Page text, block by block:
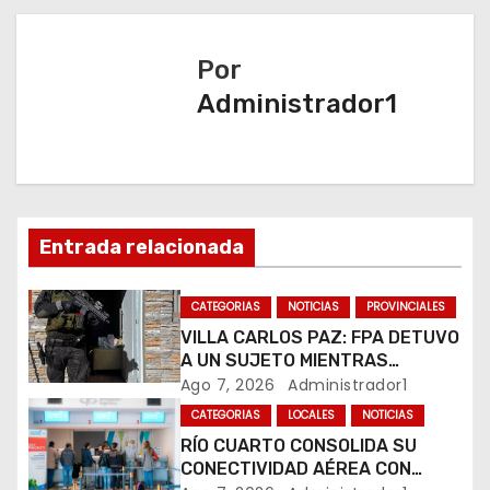
i
ó
n
d
e
e
n
Por
Administrador1
Entrada relacionada
CATEGORIAS NOTICIAS PROVINCIALES
VILLA CARLOS PAZ: FPA DETUVO
A UN SUJETO MIENTRAS
COMERCIALIZABA COCAÍNA Y
MARIHUANA EN UNA PLAZA
Ago 7, 2026 Administrador1
CATEGORIAS LOCALES NOTICIAS
RÍO CUARTO CONSOLIDA SU
CONECTIVIDAD AÉREA CON